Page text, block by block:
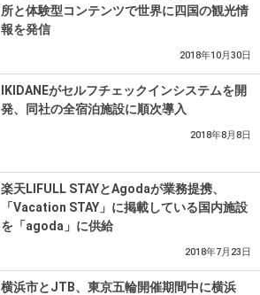
所と体験型コンテンツで世界に四国の観光情
報を発信
2018年10月30日
IKIDANEがセルフチェックインシステムを開
発、同社の全宿泊施設に順次導入
2018年8月8日
楽天LIFULL STAYとAgodaが業務提携、
「Vacation STAY」に掲載している国内施設
を「agoda」に供給
2018年7月23日
横浜市とJTB、東京五輪開催期間中に横浜